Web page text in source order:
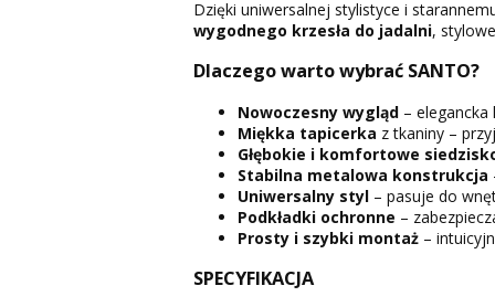
Dzięki uniwersalnej stylistyce i
wygodnego krzesła do jadalni,
Dlaczego warto wybrać SANTO?
Nowoczesny wygląd– elegancka
Miękka tapicerka z tkaniny –
Głębokie i komfortowe
Stabilna metalowa konstrukcja
Uniwersalny styl– pasuje do
Podkładki ochronne –
Prosty i szybki montaż–
SPECYFIKACJA